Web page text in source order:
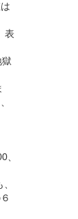
表
、